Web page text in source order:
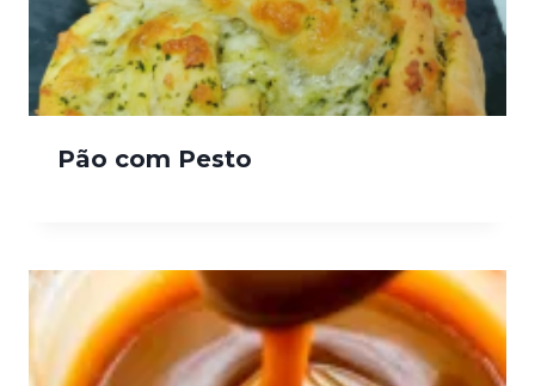
Pão com Pesto